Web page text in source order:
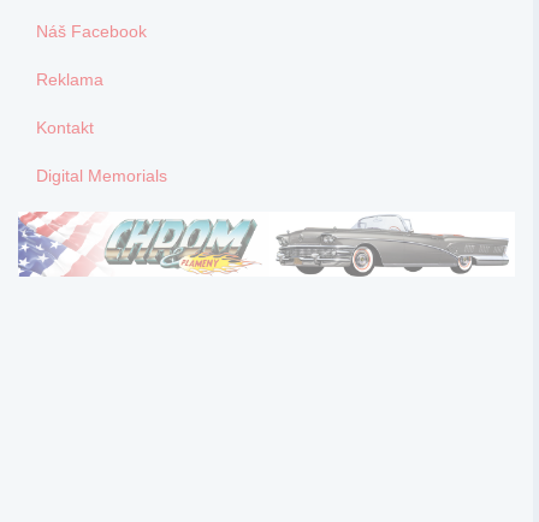
Náš Facebook
Reklama
Kontakt
Digital Memorials